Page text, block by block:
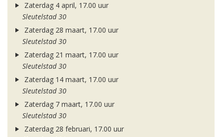
Zaterdag 4 april, 17.00 uur
Sleutelstad 30
Zaterdag 28 maart, 17.00 uur
Sleutelstad 30
Zaterdag 21 maart, 17.00 uur
Sleutelstad 30
Zaterdag 14 maart, 17.00 uur
Sleutelstad 30
Zaterdag 7 maart, 17.00 uur
Sleutelstad 30
Zaterdag 28 februari, 17.00 uur